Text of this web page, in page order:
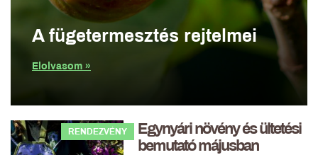
A fügetermesztés rejtelmei
Elolvasom »
RENDEZVÉNY
Egynyári növény és ültetési
bemutató májusban